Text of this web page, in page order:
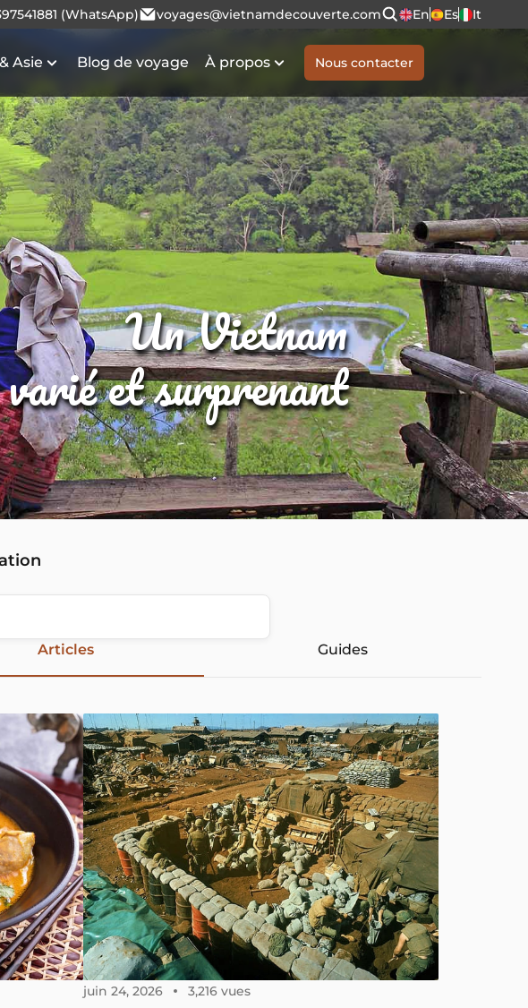
(WhatsApp) voyages@vietnamdecouverte.com En Es It
Asie Blog de voyage À propos Nous contacter
Un Vietnam
et surprenant
Articles Guides
juin 24, 2026 3,216 vues